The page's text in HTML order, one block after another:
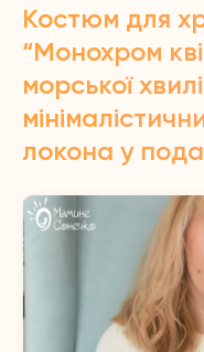
Костюм для
“Монохром
морської
локона у